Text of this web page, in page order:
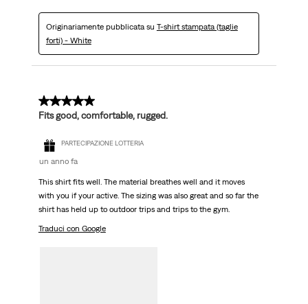
Originariamente pubblicata su T-shirt stampata (taglie
forti) - White
5 su 5 stelle.
Fits good, comfortable, rugged.
PARTECIPAZIONE LOTTERIA
un anno fa
This shirt fits well. The material breathes well and it moves
with you if your active. The sizing was also great and so far the
shirt has held up to outdoor trips and trips to the gym.
Traduci con Google